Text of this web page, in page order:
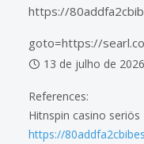
https://
goto=https://
13 de julho de
References:
Hitnspin casino seriös
https://